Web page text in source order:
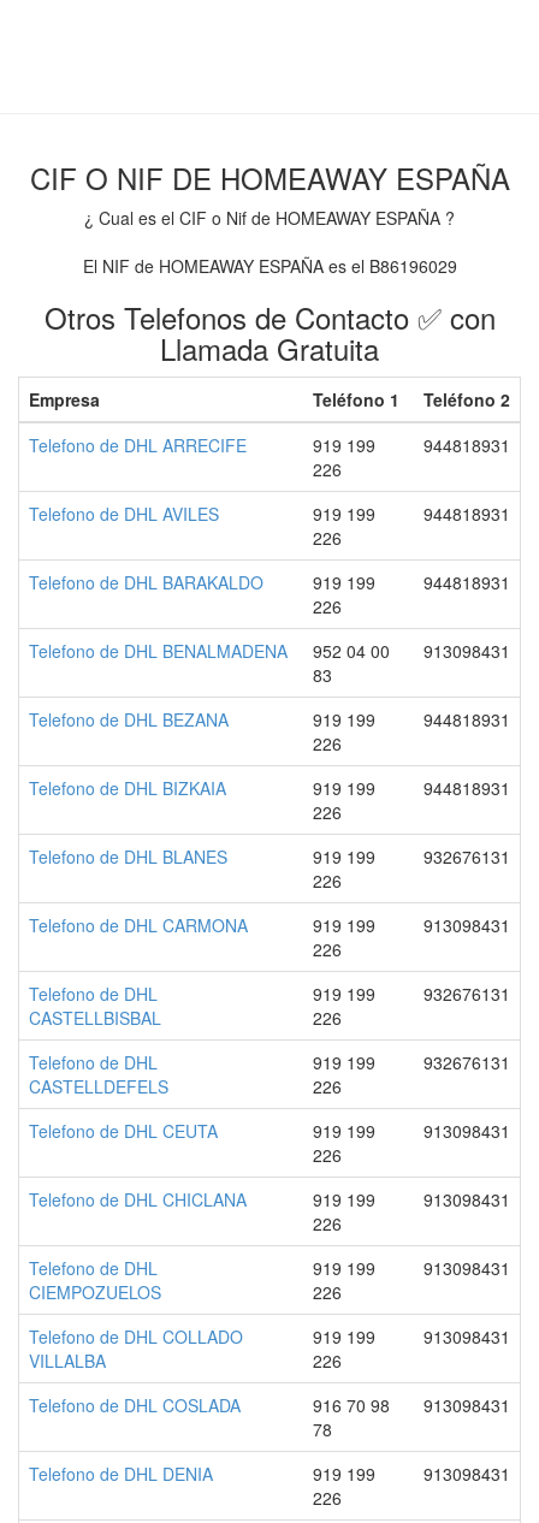
CIF O NIF DE HOMEAWAY ESPAÑA
¿ Cual es el CIF o Nif de HOMEAWAY ESPAÑA ?
El NIF de HOMEAWAY ESPAÑA es el B86196029
Otros Telefonos de Contacto ✅ con
Llamada Gratuita
Empresa Teléfono 1
Teléfono 2
Telefono de DHL ARRECIFE
919 199
226
944818931
Telefono de DHL AVILES
919 199
226
944818931
Telefono de DHL BARAKALDO
919 199
226
944818931
Telefono de DHL BENALMADENA
952 04 00
83
913098431
Telefono de DHL BEZANA
919 199
226
944818931
Telefono de DHL BIZKAIA
919 199
226
944818931
Telefono de DHL BLANES
919 199
226
932676131
Telefono de DHL CARMONA
919 199
226
913098431
Telefono de DHL
CASTELLBISBAL
919 199
226
932676131
Telefono de DHL
CASTELLDEFELS
919 199
226
932676131
Telefono de DHL CEUTA
919 199
226
913098431
Telefono de DHL CHICLANA
919 199
226
913098431
Telefono de DHL
CIEMPOZUELOS
919 199
226
913098431
Telefono de DHL COLLADO
VILLALBA
919 199
226
913098431
Telefono de DHL COSLADA
916 70 98
78
913098431
Telefono de DHL DENIA
919 199
226
913098431